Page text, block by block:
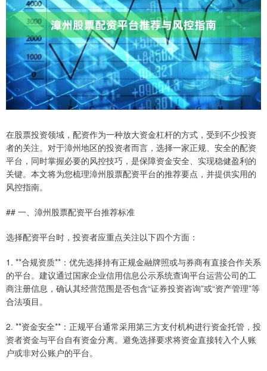
在股票投资领域，配资作为一种放大资金杠杆的方式，受到不少投资
者的关注。对于漳州地区的投资者而言，选择一家正规、安全的配资
平台，同时掌握必要的风控技巧，是保障资金安全、实现稳健盈利的
关键。本文将为您梳理漳州股票配资平台的推荐要点，并提供实用的
风控指南。
## 一、漳州股票配资平台推荐标准
选择配资平台时，投资者应重点关注以下四个方面：
1. **合规资质**：优先选择持有正规金融牌照或与券商有直接合作关系
的平台。建议通过国家企业信用信息公示系统查询平台运营公司的工
商注册信息，确认其经营范围是否包含“证券投资咨询”或“资产管理”等
合法项目。
2. **资金安全**：正规平台通常采用第三方支付机构进行资金托管，投
资者资金与平台自有资金分离。避免选择要求将资金直接转入个人账
户或非对公账户的平台。